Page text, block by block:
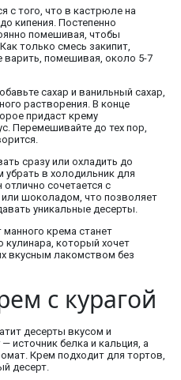
с того, что в кастрюле на
кипения. Постепенно
помешивая, чтобы
только смесь закипит,
варить, помешивая, около 5-7
сахар и ванильный сахар,
растворения. В конце
придаст крему
Перемешивайте до тех пор,
сразу или охладить до
убрать в холодильник для
сочетается с
шоколадом, что позволяет
уникальные десерты.
крема станет
кулинара, который хочет
вкусным лакомством без
с курагой
десерты вкусом и
источник белка и кальция, а
Крем подходит для тортов,
десерт.